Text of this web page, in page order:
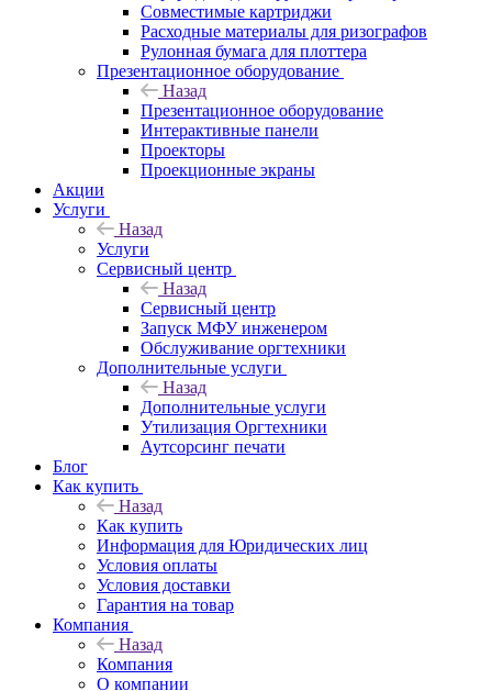
Совместимые картриджи
Расходные материалы для ризографов
Рулонная бумага для плоттера
Презентационное оборудование
Назад
Презентационное оборудование
Интерактивные панели
Проекторы
Проекционные экраны
Акции
Услуги
Назад
Услуги
Сервисный центр
Назад
Сервисный центр
Запуск МФУ инженером
Обслуживание оргтехники
Дополнительные услуги
Назад
Дополнительные услуги
Утилизация Оргтехники
Аутсорсинг печати
Блог
Как купить
Назад
Как купить
Информация для Юридических лиц
Условия оплаты
Условия доставки
Гарантия на товар
Компания
Назад
Компания
О компании